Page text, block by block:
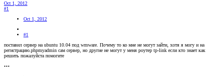
Oct 1, 2012
#1
Oct 1, 2012
#1
поставил сервер на ubuntu 10.04 под wmware. Почему то ко мне не могут зайти, хотя я могу и на
регистрацию.phpmyadmin сам сервер, но другие не могут у меня роутер tp-link если кто знает как
решить пожалуйста помогите
•••